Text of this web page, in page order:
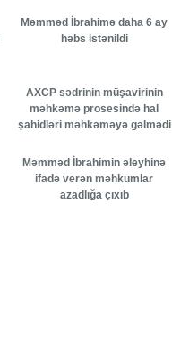
Məmməd İbrahimə daha 6 ay
həbs istənildi
AXCP sədrinin müşavirinin
məhkəmə prosesində hal
şahidləri məhkəməyə gəlmədi
Məmməd İbrahimin əleyhinə
ifadə verən məhkumlar
azadlığa çıxıb